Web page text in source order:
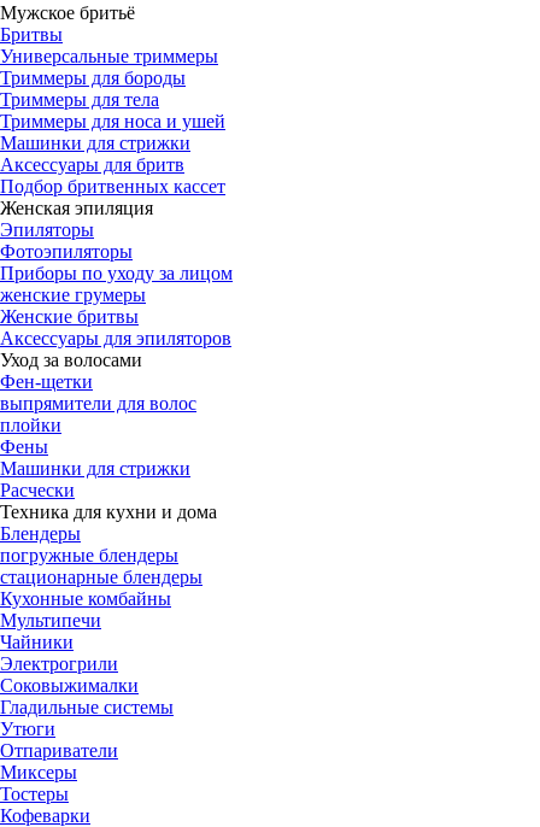
Мужское бритьё
Бритвы
Универсальные триммеры
Триммеры для бороды
Триммеры для тела
Триммеры для носа и ушей
Машинки для стрижки
Аксессуары для бритв
Подбор бритвенных кассет
Женская эпиляция
Эпиляторы
Фотоэпиляторы
Приборы по уходу за лицом
женские грумеры
Женские бритвы
Аксессуары для эпиляторов
Уход за волосами
Фен-щетки
выпрямители для волос
плойки
Фены
Машинки для стрижки
Расчески
Техника для кухни и дома
Блендеры
погружные блендеры
стационарные блендеры
Кухонные комбайны
Мультипечи
Чайники
Электрогрили
Соковыжималки
Гладильные системы
Утюги
Отпариватели
Миксеры
Тостеры
Кофеварки